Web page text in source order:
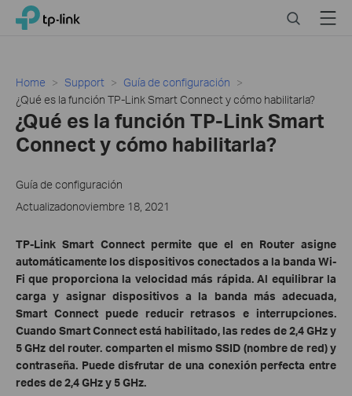
Click
navigation
TP-Link, Reliably Smart SearchMenu
Home Support
Guía de configuración
¿Qué es la función TP-Link Smart Connect y cómo habilitarla?
¿Qué es la función TP-Link Smart
Connect y cómo habilitarla?
Guía de configuración
Actualizadonoviembre 18, 2021
TP-Link Smart Connect permite que el en Router asigne
automáticamente los dispositivos conectados a la banda Wi-
Fi que proporciona la velocidad más rápida. Al equilibrar la
carga y asignar dispositivos a la banda más adecuada,
Smart Connect puede reducir retrasos e interrupciones.
Cuando Smart Connect está habilitado, las redes de 2,4 GHz y
5 GHz del router. comparten el mismo SSID (nombre de red) y
contraseña. Puede disfrutar de una conexión perfecta entre
redes de 2,4 GHz y 5 GHz.